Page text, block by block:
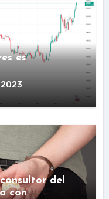
es
2023
del
con